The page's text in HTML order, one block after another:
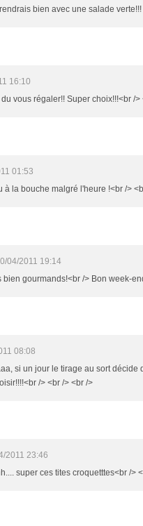
bien avec une salade
16:10
vous régaler!! Super choix!!!<br />
01:53
à la bouche malgré l'heure !<br />
04/2011 19:14
bien gourmands!<br /> Bon week-
08:08
si un jour le tirage au sort
/> <br /> <br />
2011 23:46
super ces tites croquetttes<br />